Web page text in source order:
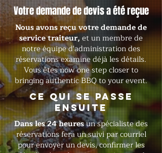
Votre demande de devis a été reçue
Nous avons reçu votre demande de
service traiteur, et un membre de
notre équipe d'administration des
réservations examine déjà les détails.
Vous êtes now one step closer to
bringing authentic BBQ to your event.
Ce qui se passe
ensuite
Dans les 24 heuresun spécialiste des
réservations fera un suivi par courriel
pour envoyer un devis, confirmer les